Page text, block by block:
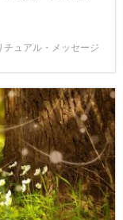
チュアル・メッセージ